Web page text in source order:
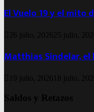
El Vuelo 19 y el mito
26 julio, 2026 25 julio,
Matthias Sindelar, el
19 julio, 2026 18 julio,
Saldos y Retazos